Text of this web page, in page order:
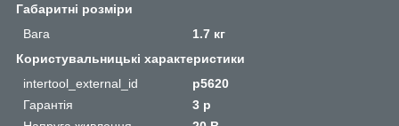
Габаритні розміри
Вага
1.7 кг
Користувальницькі характеристики
intertool_external_id
p5620
Гарантія
3 р